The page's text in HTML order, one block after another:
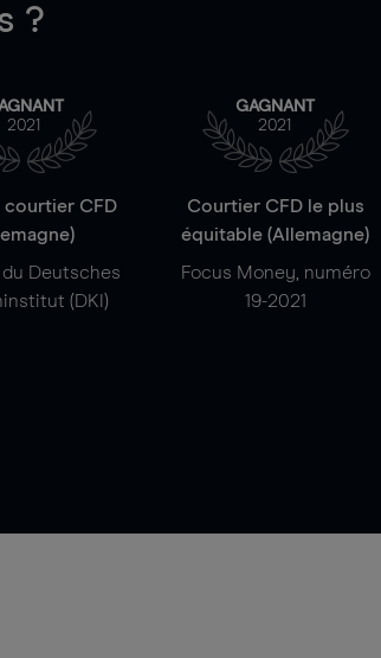
?
2021
courtier CFD
Deutsches
(DKI)
GAGNANT
2021
Courtier CFD le plus
équitable (Allemagne)
Focus Money, numéro
19-2021